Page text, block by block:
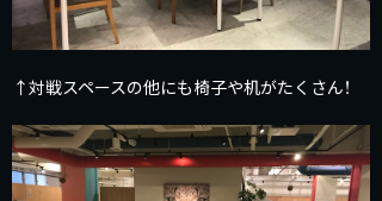
↑対戦スペースの他にも椅子や机がたくさん！